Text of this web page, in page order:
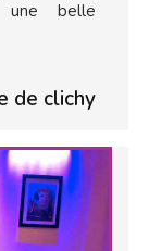
une belle
de clichy